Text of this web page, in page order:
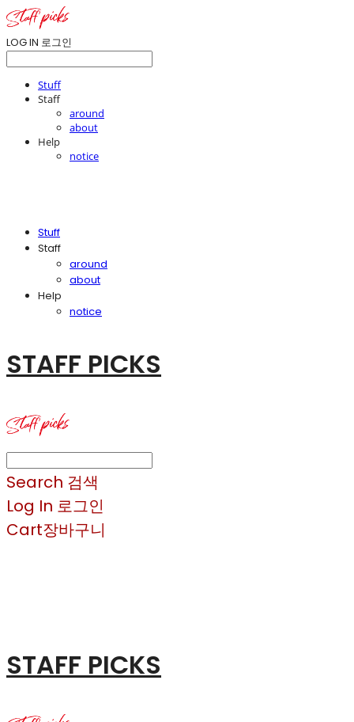
LOG IN 로그인
Stuff
Staff
around
about
Help
notice
Stuff
Staff
around
about
Help
notice
STAFF PICKS
Search 검색
Log In 로그인
Cart장바구니
STAFF PICKS